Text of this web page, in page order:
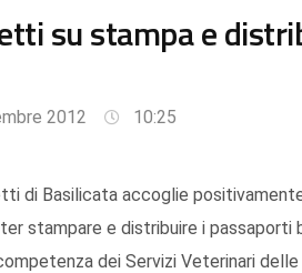
su stampa e
2012 10:25
di Basilicata accoglie
stampare e distribuire i
dei Servizi Veterinari delle